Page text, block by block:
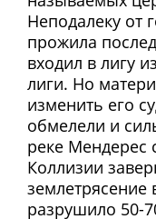
Неподалеку от
прожила
входил в лигу
лиги. Но
изменить его
обмелели и
реке Мендерес
Коллизии
землетрясение
разрушило 50-